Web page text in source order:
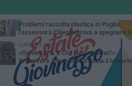
MERCOLEDÌ 5 AGOSTO
Problemi raccolta plastica in Puglia:
l'assessora Ciliento prova a spegnere le
LUNEDÌ 3 AGOSTO
«Giovinazzo, a che punto siamo?»:
PrimaVera Alternativa traccia il
di Sollecito